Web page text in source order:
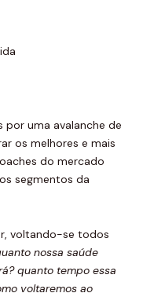
uma avalanche de
os melhores e mais
do mercado
segmentos da
voltando-se todos
nossa saúde
quanto tempo essa
voltaremos ao